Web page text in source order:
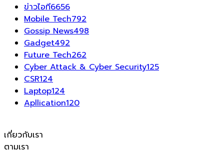
ข่าวไอที6656
Mobile Tech792
Gossip News498
Gadget492
Future Tech262
Cyber Attack & Cyber Security125
CSR124
Laptop124
Apllication120
เกี่ยวกับเรา
ตามเรา